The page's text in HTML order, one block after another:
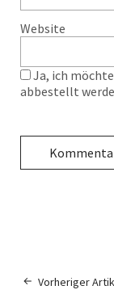
Website
Ja, ich
abbestellt
Vorheriger